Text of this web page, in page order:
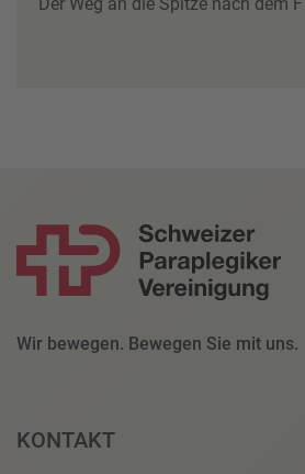
Wir bewegen. Bewegen Sie mit uns.
KONTAKT